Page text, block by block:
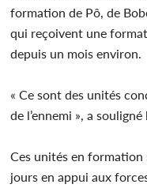
formation de Pô, de
qui reçoivent une
depuis un mois environ.
« Ce sont des unités
de l’ennemi », a
Ces unités en formation
jours en appui aux